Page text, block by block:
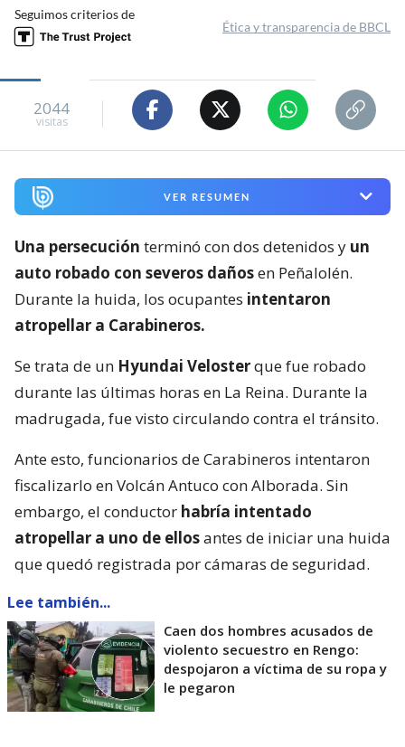
Seguimos criterios de
Ética y transparencia de BBCL
2044
visitas
VER RESUMEN
Una persecución terminó con dos detenidos y un
auto robado con severos dañosen Peñalolén.
Durante la huida, los ocupantes intentaron
atropellar a Carabineros.
Se trata de un Hyundai Velosterque fue robado
durante las últimas horas en La Reina. Durante la
madrugada, fue visto circulando contra el tránsito.
Ante esto, funcionarios de Carabineros intentaron
fiscalizarlo en Volcán Antuco con Alborada. Sin
embargo, el conductor habría intentado
atropellar a uno de ellosantes de iniciar una huida
que quedó registrada por cámaras de seguridad.
Lee también...
Caen dos hombres acusados de
violento secuestro en Rengo:
despojaron a víctima de su ropa y
le pegaron